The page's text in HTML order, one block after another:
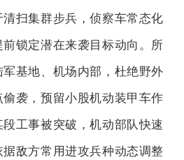
扫集群步兵，侦察车常态化
锁定潜在来袭目标动向。所
基地、机场内部，杜绝野外
袭，预留小股机动装甲车作
工事被突破，机动部队快速
敌方常用进攻兵种动态调整